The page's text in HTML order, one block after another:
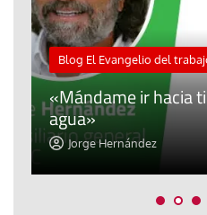
Blog El Evangelio del
«Mándame ir hacia
agua»
Jorge Hernández